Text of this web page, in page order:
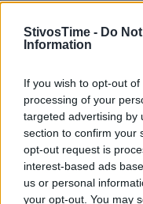
StivosTime - Do
Information
If you wish to opt-out
processing of your
targeted advertising by
section to confirm your
opt-out request is
interest-based ads
us or personal
your opt-out. You may
A+ A- A±